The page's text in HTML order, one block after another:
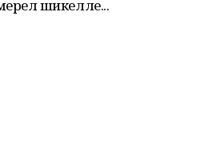
шикелле...